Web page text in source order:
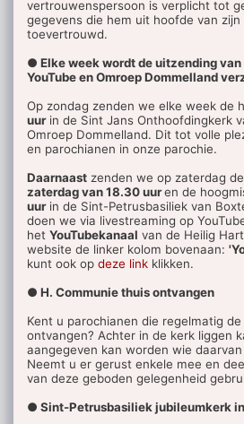
vertrouwenspersoon is verplicht tot
gegevens die hem uit hoofde van zijn
toevertrouwd.
● Elke week wordt de uitzending
YouTube en Omroep Dommelland
Op zondag zenden we elke week de
uurin de Sint Jans Onthoofdingkerk
Omroep Dommelland. Dit tot volle
en parochianen in onze parochie.
Daarnaast zenden we op zaterdag
zaterdag van 18.30 uuren de
uurin de Sint-Petrusbasiliek van
doen we via livestreaming op
het YouTubekanaal van de Heilig
website de linker kolom bovenaan:
kunt ook op deze link klikken.
● H. Communie thuis ontvangen
Kent u parochianen die regelmatig
ontvangen? Achter in de kerk liggen
aangegeven kan worden wie
Neemt u er gerust enkele mee en
van deze geboden gelegenheid
● Sint-Petrusbasiliek jubileumkerk